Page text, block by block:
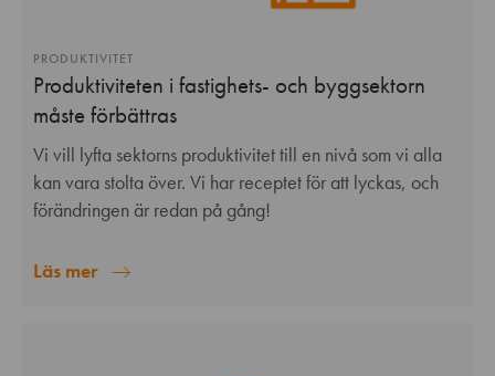
PRODUKTIVITET
Produktiviteten i fastighets- och byggsektorn
måste förbättras
Vi vill lyfta sektorns produktivitet till en nivå som vi alla
kan vara stolta över. Vi har receptet för att lyckas, och
förändringen är redan på gång!
Läs mer